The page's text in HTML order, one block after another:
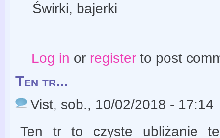
Świrki, bajerki
Log in or registerto post
Ten tr...
Vist, sob., 10/02/2018 - 17:14
Ten tr to czyste ubliżanie